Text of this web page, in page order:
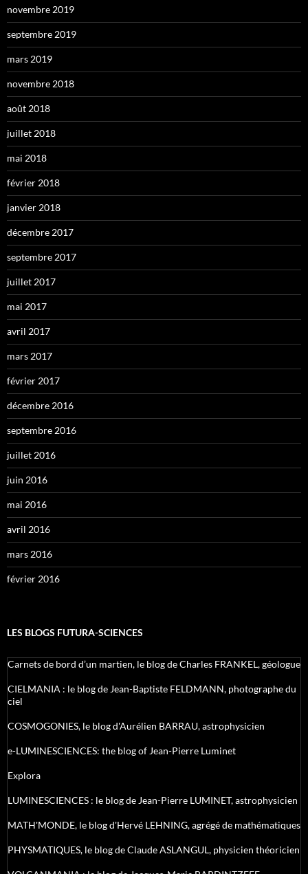
novembre 2019
septembre 2019
mars 2019
novembre 2018
août 2018
juillet 2018
mai 2018
février 2018
janvier 2018
décembre 2017
septembre 2017
juillet 2017
mai 2017
avril 2017
mars 2017
février 2017
décembre 2016
septembre 2016
juillet 2016
juin 2016
mai 2016
avril 2016
mars 2016
février 2016
LES BLOGS FUTURA-SCIENCES
Carnets de bord d’un martien, le blog de Charles FRANKEL, géologue
CIELMANIA : le blog de Jean-Baptiste FELDMANN, photographe du
ciel
COSMOGONIES, le blog d'Aurélien BARRAU, astrophysicien
e-LUMINESCIENCES: the blog of Jean-Pierre Luminet
Explora
LUMINESCIENCES : le blog de Jean-Pierre LUMINET, astrophysicien
MATH'MONDE, le blog d'Hervé LEHNING, agrégé de mathématiques
PHYSMATIQUES, le blog de Claude ASLANGUL, physicien théoricien